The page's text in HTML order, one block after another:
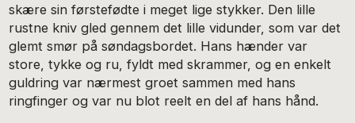
skære sin førstefødte i meget lige stykker. Den lille
rustne kniv gled gennem det lille vidunder, som var det
glemt smør på søndagsbordet. Hans hænder var
store, tykke og ru, fyldt med skrammer, og en enkelt
guldring var nærmest groet sammen med hans
ringfinger og var nu blot reelt en del af hans hånd.